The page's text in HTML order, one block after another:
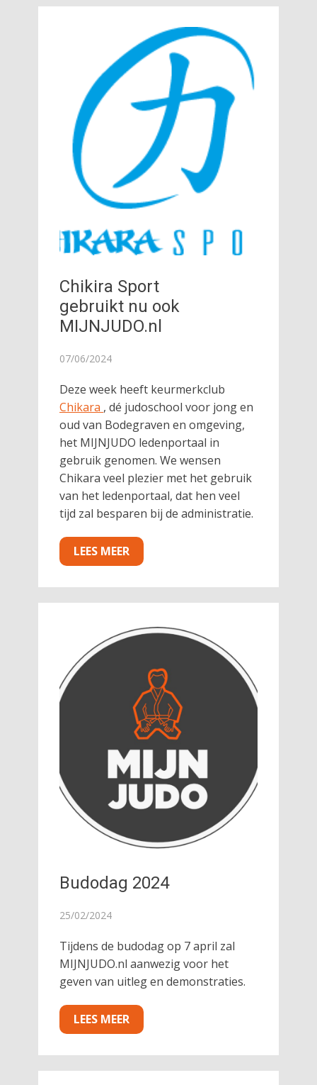
Chikira Sport
gebruikt nu ook
MIJNJUDO.nl
07/06/2024
Deze week heeft keurmerkclub
Chikara , dé judoschool voor jong en
oud van Bodegraven en omgeving,
het MIJNJUDO ledenportaal in
gebruik genomen. We wensen
Chikara veel plezier met het gebruik
van het ledenportaal, dat hen veel
tijd zal besparen bij de administratie.
LEES MEER
Budodag 2024
25/02/2024
Tijdens de budodag op 7 april zal
MIJNJUDO.nl aanwezig voor het
geven van uitleg en demonstraties.
LEES MEER